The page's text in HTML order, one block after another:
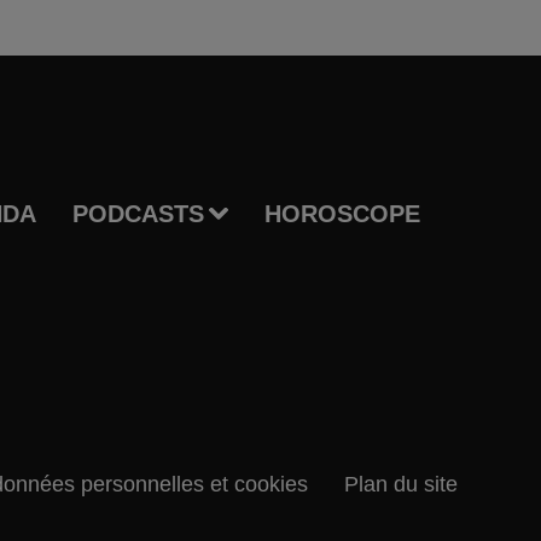
PODCASTS HOROSCOPE
personnelles et cookies Plan du site